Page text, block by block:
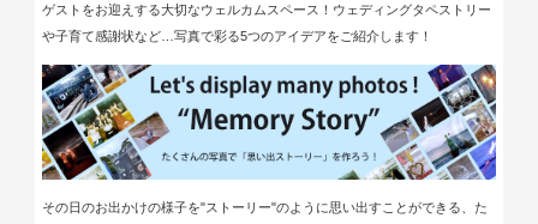
ゲストをお迎えする大切なウェルカムスペース！ウェディングタペストリー
や子育て感謝状など… 写真で彩る5つのアイデアをご紹介します！
その日のお出かけの様子を"ストーリー"のように思い出すことができる、た